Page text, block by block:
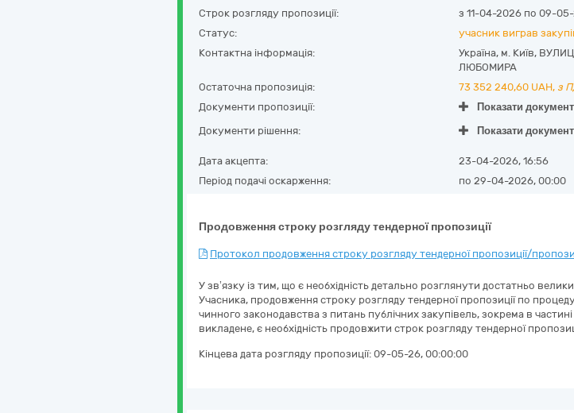
Строк розгляду пропозиції:
з 11-04-2026 по 09-
Статус:
учасник виграв
Контактна інформація:
Україна, м. Київ,
ЛЮБОМИРА
Остаточна пропозиція:
73 352 240,60 UAH, з
Документи пропозиції:
Показати
Документи рішення:
Показати
Дата акцепта:
23-04-2026, 16:56
Період подачі оскарження:
по 29-04-2026, 00:00
Продовження строку розгляду тендерної пропозиції
Протокол продовження строку розгляду тендерної пропозиції/
У зв’язку із тим, що є необхідність детально розглянути достатньо
Учасника, продовження строку розгляду тендерної пропозиції по
чинного законодавства з питань публічних закупівель, зокрема в
викладене, є необхідність продовжити строк розгляду тендерної
Кінцева дата розгляду пропозиції: 09-05-26, 00:00:00